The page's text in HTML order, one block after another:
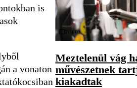
is
a vonaton
Videó
Meztelenül vág
művészetnek
kiakadtak